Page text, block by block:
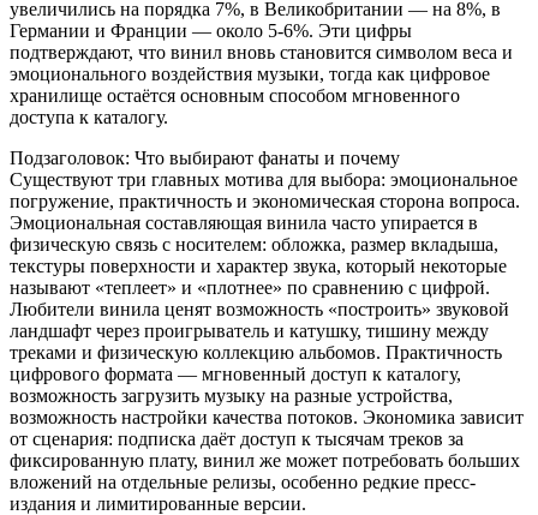
увеличились на порядка 7%, в Великобритании — на 8%, в
Германии и Франции — около 5-6%. Эти цифры
подтверждают, что винил вновь становится символом веса и
эмоционального воздействия музыки, тогда как цифровое
хранилище остаётся основным способом мгновенного
доступа к каталогу.
Подзаголовок: Что выбирают фанаты и почему
Существуют три главных мотива для выбора: эмоциональное
погружение, практичность и экономическая сторона вопроса.
Эмоциональная составляющая винила часто упирается в
физическую связь с носителем: обложка, размер вкладыша,
текстуры поверхности и характер звука, который некоторые
называют «теплеет» и «плотнее» по сравнению с цифрой.
Любители винила ценят возможность «построить» звуковой
ландшафт через проигрыватель и катушку, тишину между
треками и физическую коллекцию альбомов. Практичность
цифрового формата — мгновенный доступ к каталогу,
возможность загрузить музыку на разные устройства,
возможность настройки качества потоков. Экономика зависит
от сценария: подписка даёт доступ к тысячам треков за
фиксированную плату, винил же может потребовать больших
вложений на отдельные релизы, особенно редкие пресс-
издания и лимитированные версии.